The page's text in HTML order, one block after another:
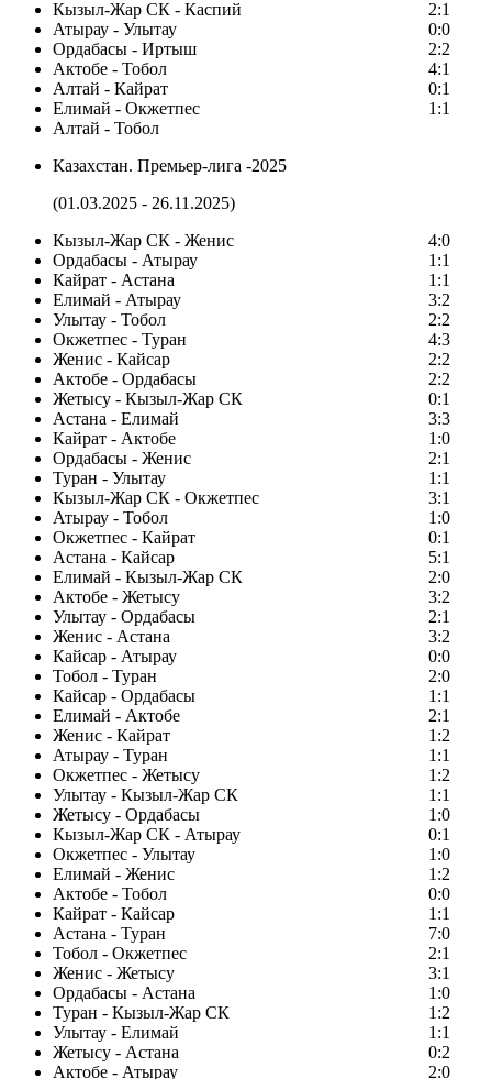
Кызыл-Жар СК - Каспий
2:1
Атырау - Улытау
0:0
Ордабасы - Иртыш
2:2
Актобе - Тобол
4:1
Алтай - Кайрат
0:1
Елимай - Окжетпес
1:1
Алтай - Тобол
Казахстан. Премьер-лига -2025
(01.03.2025 - 26.11.2025)
Кызыл-Жар СК - Женис
4:0
Ордабасы - Атырау
1:1
Кайрат - Астана
1:1
Елимай - Атырау
3:2
Улытау - Тобол
2:2
Окжетпес - Туран
4:3
Женис - Кайсар
2:2
Актобе - Ордабасы
2:2
Жетысу - Кызыл-Жар СК
0:1
Астана - Елимай
3:3
Кайрат - Актобе
1:0
Ордабасы - Женис
2:1
Туран - Улытау
1:1
Кызыл-Жар СК - Окжетпес
3:1
Атырау - Тобол
1:0
Окжетпес - Кайрат
0:1
Астана - Кайсар
5:1
Елимай - Кызыл-Жар СК
2:0
Актобе - Жетысу
3:2
Улытау - Ордабасы
2:1
Женис - Астана
3:2
Кайсар - Атырау
0:0
Тобол - Туран
2:0
Кайсар - Ордабасы
1:1
Елимай - Актобе
2:1
Женис - Кайрат
1:2
Атырау - Туран
1:1
Окжетпес - Жетысу
1:2
Улытау - Кызыл-Жар СК
1:1
Жетысу - Ордабасы
1:0
Кызыл-Жар СК - Атырау
0:1
Окжетпес - Улытау
1:0
Елимай - Женис
1:2
Актобе - Тобол
0:0
Кайрат - Кайсар
1:1
Астана - Туран
7:0
Тобол - Окжетпес
2:1
Женис - Жетысу
3:1
Ордабасы - Астана
1:0
Туран - Кызыл-Жар СК
1:2
Улытау - Елимай
1:1
Жетысу - Астана
0:2
Актобе - Атырау
2:0